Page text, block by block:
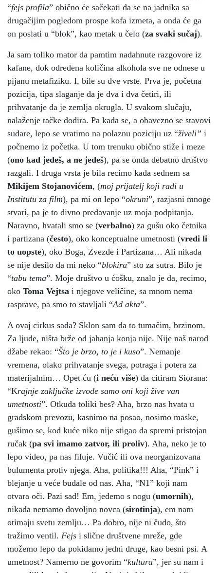
“fejs profila” obično će sačekati da se na jadnika sa
drugačijim pogledom prospe kofa izmeta, a onda će ga
on poslati u “blok”, kao metak u čelo (za svaki sučaj).
Ja sam toliko mator da pamtim nadahnute razgovore iz
kafane, dok određena količina alkohola sve ne odnese u
pijanu metafiziku. I, bile su dve vrste. Prva je, početna
pozicija, tipa slaganje da je dva i dva četiri, ili
prihvatanje da je zemlja okrugla. U svakom slučaju,
nalaženje tačke dodira. Pa kada se, a obavezno se stavovi
sudare, lepo se vratimo na polaznu poziciju uz “živeli” i
počnemo iz početka. U tom trenuku obično stiže i meze
(ono kad jedeš, a ne jedeš), pa se onda debatno društvo
razgali. I druga vrsta je bila recimo kada sednem sa
Mikijem Stojanovićem, (moj prijatelj koji radi u
Institutu za film), pa mi on lepo “okruni”, razjasni mnoge
stvari, pa je to divno predavanje uz moja podpitanja.
Naravno, hvatali smo se (verbalno) za gušu oko četnika
i partizana (često), oko konceptualne umetnosti (vredi li
to uopste), oko Boga, Zvezde i Partizana… Ali nikada
se nije desilo da mi neko “blokira” sto za sutra. Bilo je
“tabu tema”. Moje društvo u ćošku, znalo je da, recimo,
oko Toma Vejtsa i njegove veličine, sa mnom nema
rasprave, pa smo to stavljali “Ad akta”.
A ovaj cirkus sada? Sklon sam da to tumačim, brzinom.
Za ljude, ništa brže od jahanja konja nije. Nije naš narod
džabe rekao: “Što je brzo, to je i kuso”. Nemanje
vremena, olako prihvatanje svega, potraga i potera za
materijalnim… Opet ću (i neću više) da citiram Siorana:
“Krajnje zaključke izvode samo oni koji žive van
umetnosti”. Otkuda toliki bes? Aha, brzo nas hvata u
gradskom prevozu, kasnimo na posao, nosimo maske,
gušimo se, kod kuće niko nije stigao da spremi pristojan
ručak (pa svi imamo zatvor, ili proliv). Aha, neko je to
lepo video, pa nas filuje. Vučić ili ova neorganizovana
bulumenta protiv njega. Aha, politika!!! Aha, “Pink” i
blejanje u veće budale od nas. Aha, “N1” koji nam
otvara oči. Pazi sad! Em, jedemo s nogu (umornih),
nikada nemamo dovoljno novca (sirotinja), em nam
otimaju svetu zemlju… Pa dobro, nije ni čudo, što
tražimo ventil. Fejs i slične društvene mreže, gde
možemo lepo da pokidamo jedni druge, kao besni psi. A
umetnost? Namerno ne govorim “kultura”, jer su nam i